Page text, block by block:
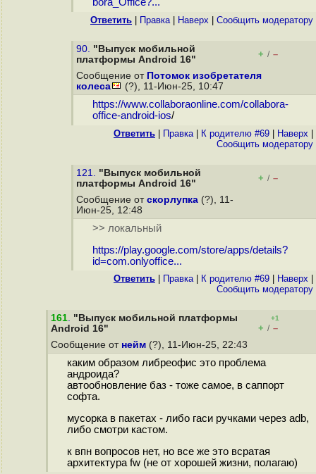
bora_Office?...
Ответить Правка| Наверх Cообщить модератору
90. "Выпуск мобильной
платформы Android 16"
+ / –
Сообщение от Потомок изобретателя
колеса
(?), 11-Июн-25, 10:47
https://www.collaboraonline.com/collabora-
office-android-ios/
Ответить Правка| К родителю #69 Наверх
Cообщить модератору
121. "Выпуск мобильной
платформы Android 16"
+ / –
Сообщение от скорлупка (?), 11-
Июн-25, 12:48
>> локальный
https://play.google.com/store/apps/details?
id=com.onlyoffice...
Ответить Правка| К родителю #69 Наверх
Cообщить модератору
161. "Выпуск мобильной платформы
Android 16"
+1
+ / –
Сообщение от нейм (?), 11-Июн-25, 22:43
каким образом либреофис это проблема
андроида?
автообновление баз - тоже самое, в саппорт
софта.
мусорка в пакетах - либо гаси ручками через adb,
либо смотри кастом.
к впн вопросов нет, но все же это всратая
архитектура fw (не от хорошей жизни, полагаю)